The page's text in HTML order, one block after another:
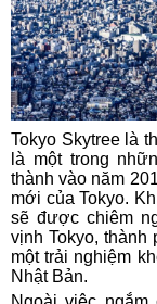
Tokyo Skytree là
là một trong
thành vào năm
mới của Tokyo.
sẽ được chiêm
vịnh Tokyo, thành
một trải nghiệm
Nhật Bản.